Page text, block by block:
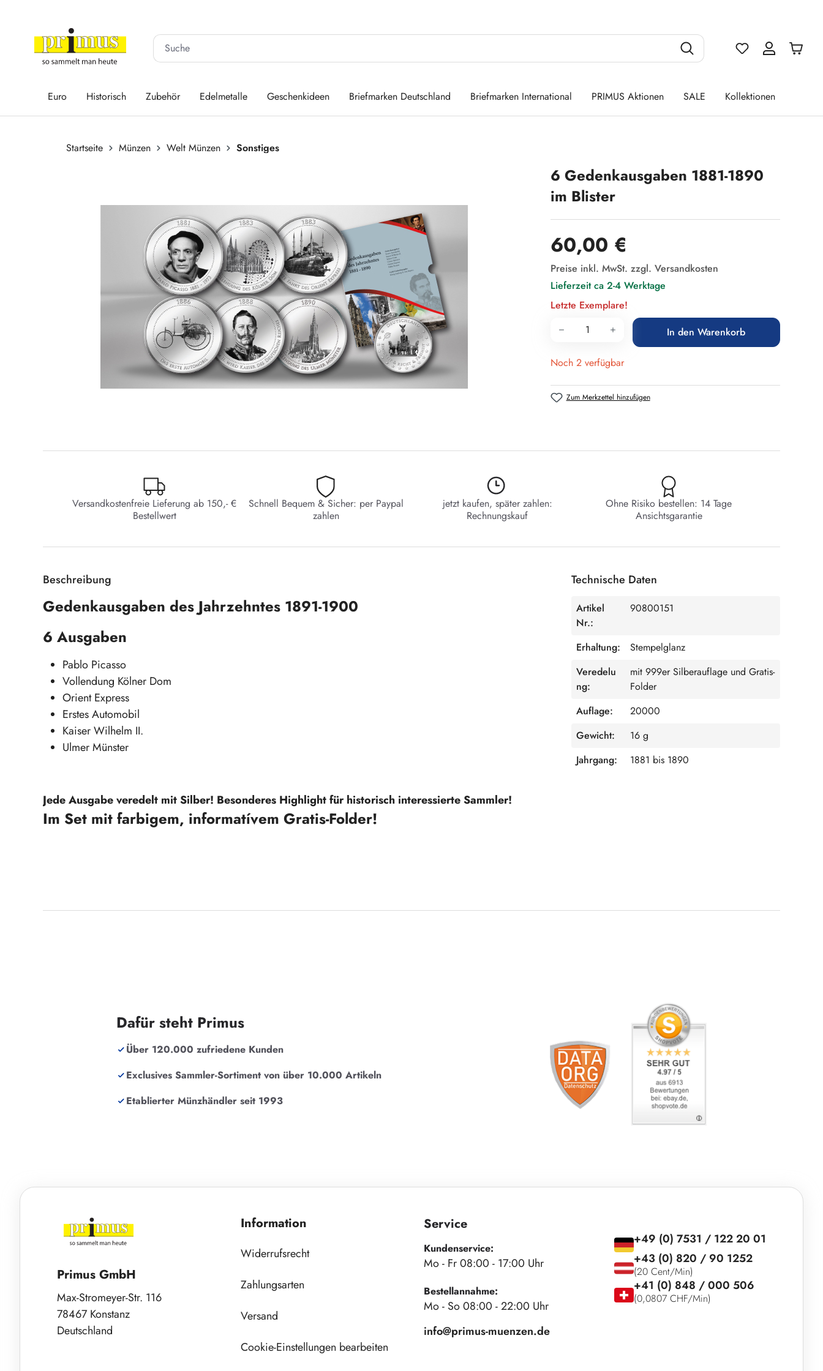
Du hast 0
Euro Historisch Zubehör Edelmetalle Geschenkideen Briefmarken Deutschland Briefmarken International PRIMUS Aktionen SALE Kollektionen
Startseite Münzen Welt Münzen
Sonstiges
6 Gedenkausgaben 1881-1890
im Blister
Regulärer Preis:
60,00 €
Preise inkl. MwSt. zzgl. Versandkosten
Lieferzeit ca 2-4 Werktage
Letzte Exemplare!
Produkt Anzahl: Gib den gewünschten
In den Warenkorb
Noch 2 verfügbar
Zum Merkzettel hinzufügen
Versandkostenfreie Lieferung ab 150,- €
Bestellwert
Schnell Bequem & Sicher: per Paypal
zahlen
jetzt kaufen, später zahlen:
Rechnungskauf
Ohne Risiko bestellen: 14 Tage
Ansichtsgarantie
Beschreibung
Gedenkausgaben des Jahrzehntes 1891-1900
6 Ausgaben
Pablo Picasso
Vollendung Kölner Dom
Orient Express
Erstes Automobil
Kaiser Wilhelm II.
Ulmer Münster
Jede Ausgabe veredelt mit Silber! Besonderes Highlight für historisch interessierte Sammler!
Im Set mit farbigem, informatívem Gratis-Folder!
Technische Daten
Artikel
Nr.:
90800151
Erhaltung:
Stempelglanz
Veredelu
ng:
mit 999er Silberauflage und Gratis-
Folder
Auflage:
20000
Gewicht:
16 g
Jahrgang:
1881 bis 1890
Dafür steht Primus
Über 120.000 zufriedene Kunden
Exclusives Sammler-Sortiment von über 10.000 Artikeln
Etablierter Münzhändler seit 1993
Primus GmbH
Max-Stromeyer-Str. 116
78467 Konstanz
Deutschland
Information
Widerrufsrecht
Zahlungsarten
Versand
Cookie-Einstellungen bearbeiten
Service
Kundenservice:
Mo - Fr 08:00 - 17:00 Uhr
Bestellannahme:
Mo - So 08:00 - 22:00 Uhr
info@primus-muenzen.de
+49 (0) 7531 / 122 20 01
+43 (0) 820 / 90 1252
(20 Cent/Min)
+41 (0) 848 / 000 506
(0,0807 CHF/Min)